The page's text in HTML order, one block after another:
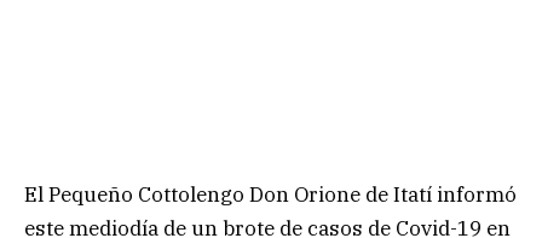
El Pequeño Cottolengo Don Orione de Itatí informó
este mediodía de un brote de casos de Covid-19 en